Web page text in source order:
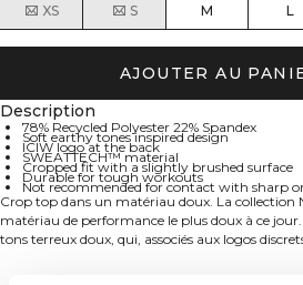
XS S M L
AJOUTER AU
Description
78% Recycled Polyester 22% Spandex
Soft earthy tones inspired design
ICIW logo at the back
SWEATTECH™ material
Cropped fit with a slightly brushed surface
Durable for tough workouts
Not recommended for contact with sharp
Crop top dans un matériau doux. La collection
matériau de performance le plus doux à ce
tons terreux doux, qui, associés aux logos